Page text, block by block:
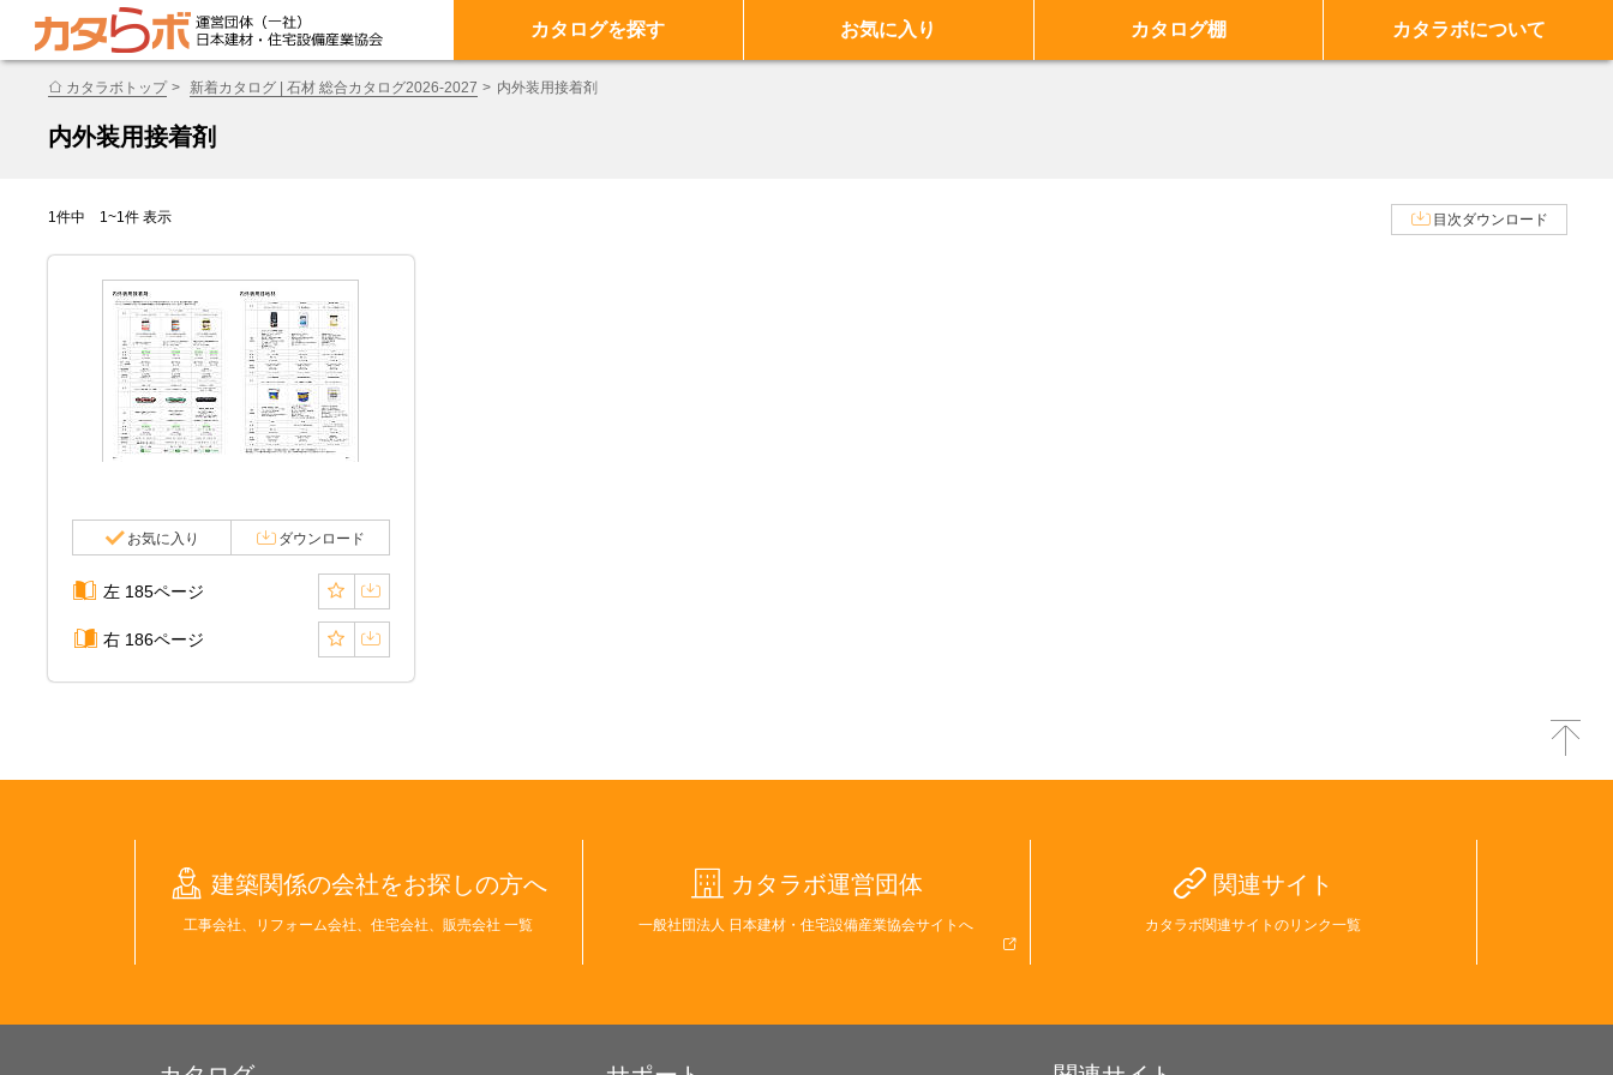
カタログを探す お気に入り カタログ棚 カタラボについて
カタラボトップ 新着カタログ | 石材 総合カタログ2026-2027 内外装用接着剤
内外装用接着剤
1件中 1~1件 表示 目次ダウンロード
お気に入り ダウンロード
左 185ページ
右 186ページ
建築関係の会社をお探しの方へ
工事会社、リフォーム会社、住宅会社、販売会社 一覧
カタラボ運営団体
一般社団法人 日本建材・住宅設備産業協会サイトへ
関連サイト
カタラボ関連サイトのリンク一覧